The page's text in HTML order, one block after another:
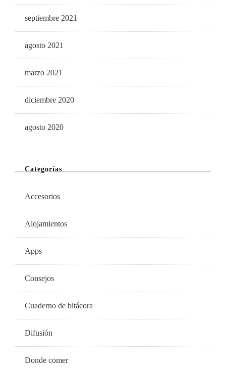
septiembre 2021
agosto 2021
marzo 2021
diciembre 2020
agosto 2020
Categorías
Accesorios
Alojamientos
Apps
Consejos
Cuaderno de bitácora
Difusión
Donde comer